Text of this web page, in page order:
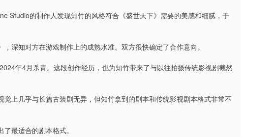
Studio的制作人发现知竹的风格符合《盛世天下》需要的美感和细腻，于
深知对方在游戏制作上的成熟水准。双方很快确定了合作意向。
年4月杀青。这段创作经历，也为知竹带来了与以往拍摄传统影视剧截然
上几乎与长篇古装剧无异，但知竹拿到的剧本和传统影视剧本格式非常不
最适合的剧本格式。